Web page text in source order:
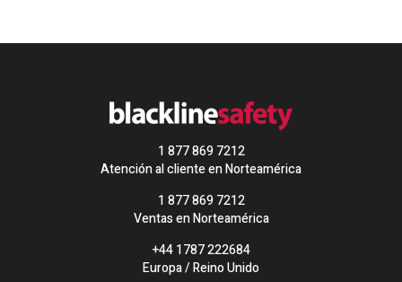
1 877 869 7212
Atención al cliente en Norteamérica
1 877 869 7212
Ventas en Norteamérica
+44 1787 222684
Europa / Reino Unido